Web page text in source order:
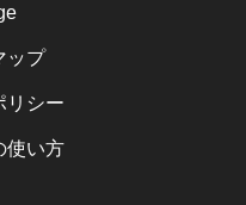
ップ
リシー
使い方